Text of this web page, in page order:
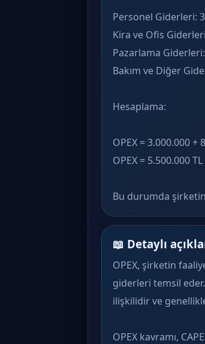
Personel Giderleri:
Kira ve Ofis
Pazarlama
Bakım ve Diğer
Hesaplama:
OPEX = 3.000.000 +
OPEX = 5.500.000 TL
Bu durumda
📖 Detaylı
OPEX, şirketin
giderleri temsil
ilişkilidir ve
OPEX kavramı,